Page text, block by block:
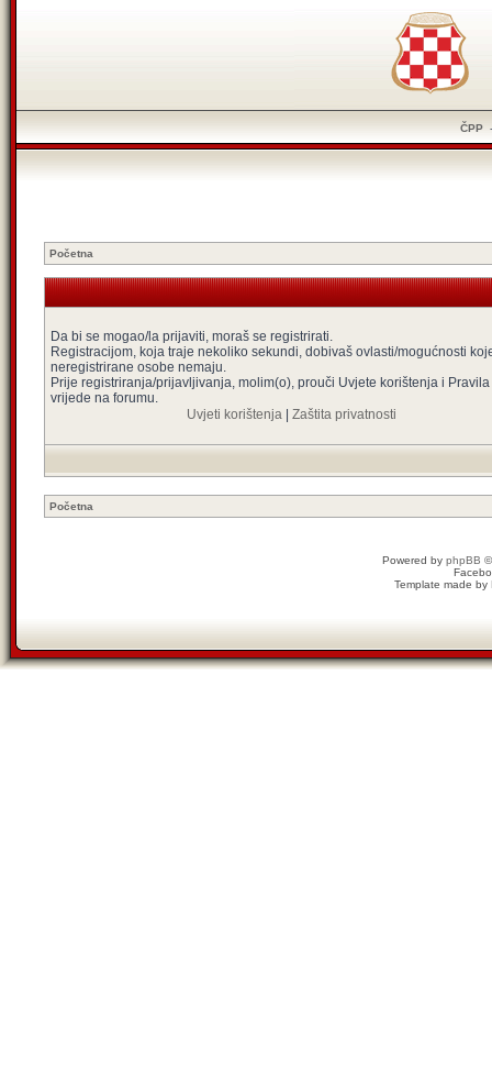
ČPP
Početna
Da bi se mogao/la prijaviti, moraš se registrirati.
Registracijom, koja traje nekoliko sekundi, dobivaš ovlasti/mogućnosti
neregistrirane osobe nemaju.
Prije registriranja/prijavljivanja, molim(o), prouči Uvjete korištenja i
vrijede na forumu.
Uvjeti korištenja| Zaštita privatnosti
Početna
Powered by phpBB
Template made by